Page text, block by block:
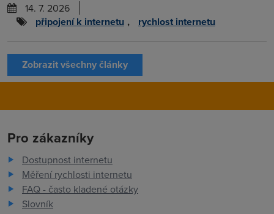
14. 7. 2026
připojení k internetu , rychlost internetu
Zobrazit všechny články
Pro zákazníky
Dostupnost internetu
Měření rychlosti internetu
FAQ - často kladené otázky
Slovník